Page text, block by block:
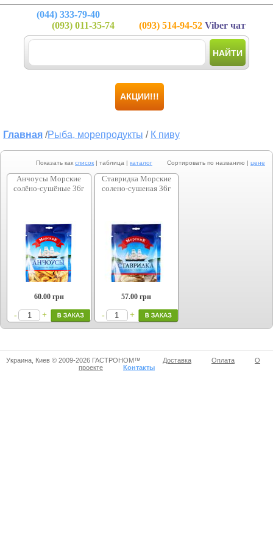
(044) 333-79-40
(093) 011-35-74 (093) 514-94-52 Viber чат
НАЙТИ
АКЦИИ!!!
Главная /Рыба, морепродукты / К пиву
Показать как список | таблица | каталог Сортировать по названию | цене
Анчоусы Морские
солёно-сушёные 36г
60.00грн
- +
Ставридка Морские
солено-сушеная 36г
57.00 грн
- +
Украина, Киев © 2009-2026 ГАСТРОНОМ™ Доставка Оплата
О
проекте
Контакты